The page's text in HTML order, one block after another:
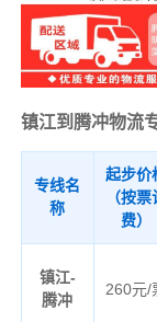
镇江到腾冲物流
专线名
称
起步价
（按票
费）
镇江-
腾冲
260元/